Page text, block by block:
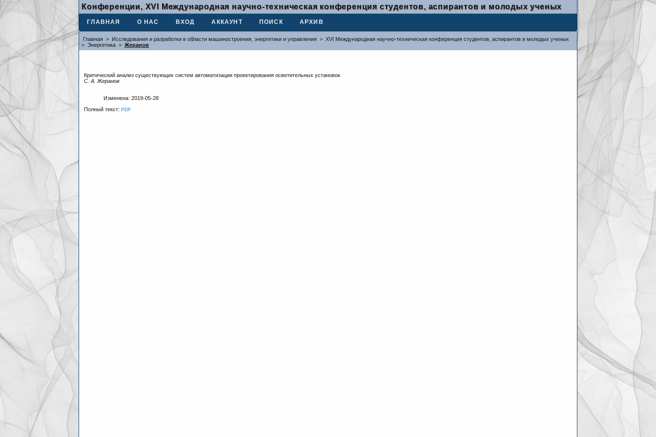
Конференции, XVI Международная научно-техническая конференция студентов, аспирантов и молодых ученых
ГЛАВНАЯ О НАС ВХОД АККАУНТ ПОИСК АРХИВ
Главная > Исследования и разработки в области машиностроения, энергетики и управления > XVI Международная научно-техническая конференция студентов, аспирантов и молодых ученых
> Энергетика > Жеранов
Критический анализ существующих систем автоматизации проектирования осветительных установок
С. А. Жеранов
Изменена: 2019-05-28
Полный текст:PDF